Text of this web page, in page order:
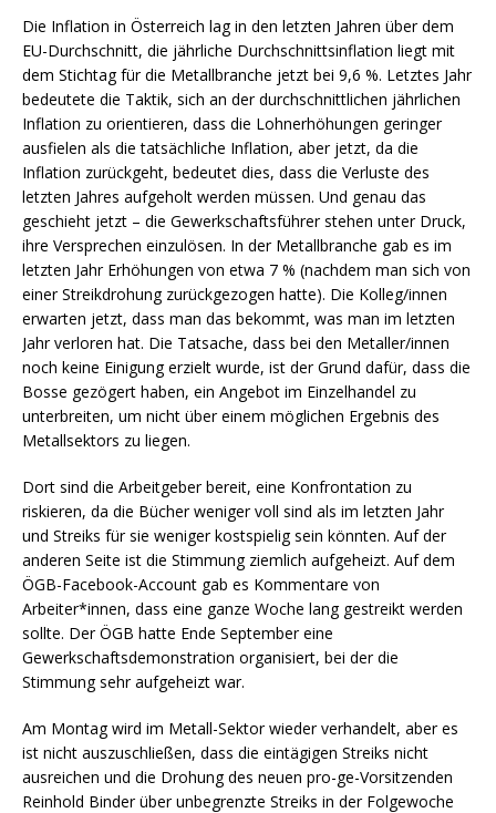
Die Inflation in Österreich lag in den letzten Jahren über dem
EU-Durchschnitt, die jährliche Durchschnittsinflation liegt mit
dem Stichtag für die Metallbranche jetzt bei 9,6 %. Letztes Jahr
bedeutete die Taktik, sich an der durchschnittlichen jährlichen
Inflation zu orientieren, dass die Lohnerhöhungen geringer
ausfielen als die tatsächliche Inflation, aber jetzt, da die
Inflation zurückgeht, bedeutet dies, dass die Verluste des
letzten Jahres aufgeholt werden müssen. Und genau das
geschieht jetzt – die Gewerkschaftsführer stehen unter Druck,
ihre Versprechen einzulösen. In der Metallbranche gab es im
letzten Jahr Erhöhungen von etwa 7 % (nachdem man sich von
einer Streikdrohung zurückgezogen hatte). Die Kolleg/innen
erwarten jetzt, dass man das bekommt, was man im letzten
Jahr verloren hat. Die Tatsache, dass bei den Metaller/innen
noch keine Einigung erzielt wurde, ist der Grund dafür, dass die
Bosse gezögert haben, ein Angebot im Einzelhandel zu
unterbreiten, um nicht über einem möglichen Ergebnis des
Metallsektors zu liegen.
Dort sind die Arbeitgeber bereit, eine Konfrontation zu
riskieren, da die Bücher weniger voll sind als im letzten Jahr
und Streiks für sie weniger kostspielig sein könnten. Auf der
anderen Seite ist die Stimmung ziemlich aufgeheizt. Auf dem
ÖGB-Facebook-Account gab es Kommentare von
Arbeiter*innen, dass eine ganze Woche lang gestreikt werden
sollte. Der ÖGB hatte Ende September eine
Gewerkschaftsdemonstration organisiert, bei der die
Stimmung sehr aufgeheizt war.
Am Montag wird im Metall-Sektor wieder verhandelt, aber es
ist nicht auszuschließen, dass die eintägigen Streiks nicht
ausreichen und die Drohung des neuen pro-ge-Vorsitzenden
Reinhold Binder über unbegrenzte Streiks in der Folgewoche